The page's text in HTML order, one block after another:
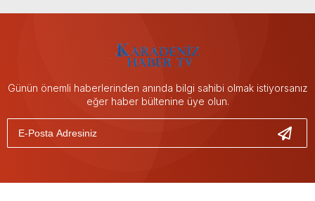
Günün önemli haberlerinden anında bilgi sahibi olmak istiyorsanız
eğer haber bültenine üye olun.